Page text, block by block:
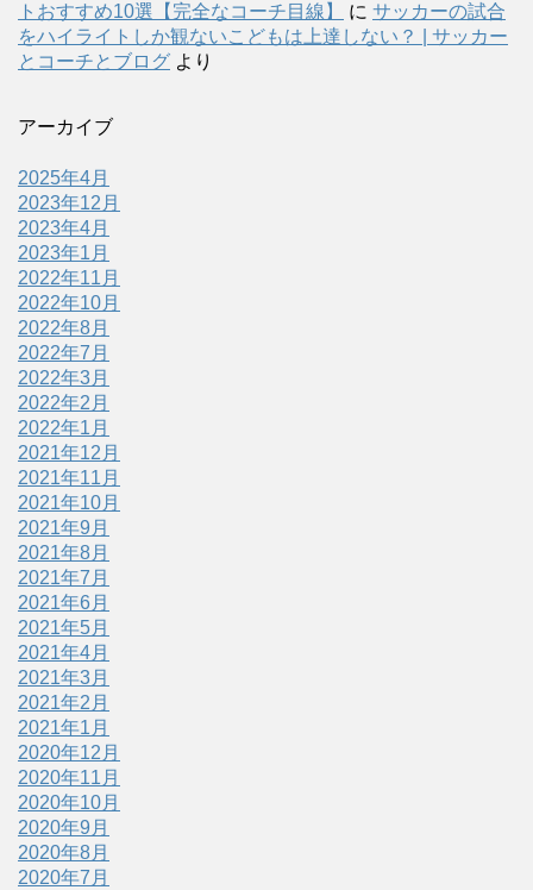
トおすすめ10選【完全なコーチ目線】
に サッカーの試合
をハイライトしか観ないこどもは上達しない？ | サッカー
とコーチとブログ より
アーカイブ
2025年4月
2023年12月
2023年4月
2023年1月
2022年11月
2022年10月
2022年8月
2022年7月
2022年3月
2022年2月
2022年1月
2021年12月
2021年11月
2021年10月
2021年9月
2021年8月
2021年7月
2021年6月
2021年5月
2021年4月
2021年3月
2021年2月
2021年1月
2020年12月
2020年11月
2020年10月
2020年9月
2020年8月
2020年7月